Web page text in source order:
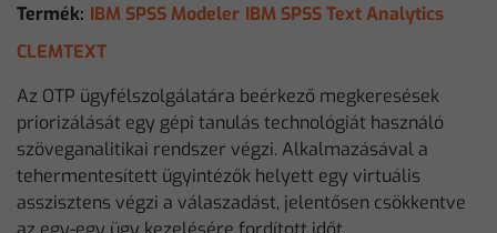
Termék: IBM SPSS Modeler IBM SPSS Text Analytics
CLEMTEXT
Az OTP ügyfélszolgálatára beérkező megkeresések
priorizálását egy gépi tanulás technológiát használó
szöveganalitikai rendszer végzi. Alkalmazásával a
tehermentesített ügyintézők helyett egy virtuális
asszisztens végzi a válaszadást, jelentősen csökkentve